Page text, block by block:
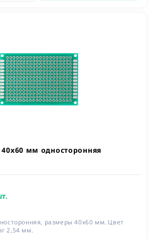
мм односторонняя
размеры 40х60 мм. Цвет
2,54 мм.